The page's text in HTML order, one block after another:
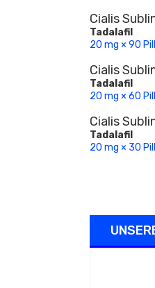
Cialis
Tadalafil
20 mg × 90
Cialis
Tadalafil
20 mg × 60
Cialis
Tadalafil
20 mg × 30